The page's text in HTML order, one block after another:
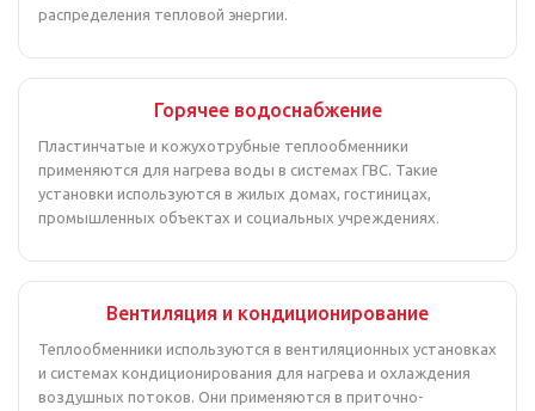
распределения тепловой энергии.
Горячее водоснабжение
Пластинчатые и кожухотрубные теплообменники
применяются для нагрева воды в системах ГВС. Такие
установки используются в жилых домах, гостиницах,
промышленных объектах и социальных учреждениях.
Вентиляция и кондиционирование
Теплообменники используются в вентиляционных установках
и системах кондиционирования для нагрева и охлаждения
воздушных потоков. Они применяются в приточно-